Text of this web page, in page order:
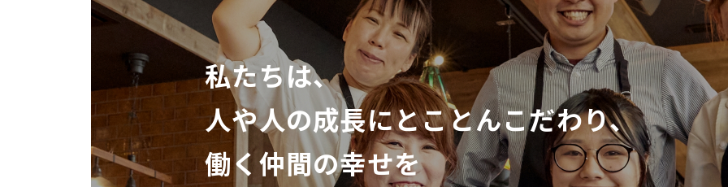
私たちは、
人や人の成長にとことんこだわり、
働く仲間の幸せを